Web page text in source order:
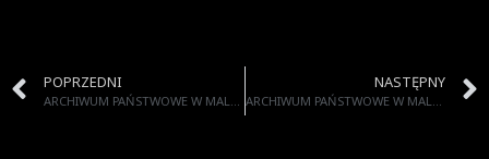
POPRZEDNI NASTĘPNY